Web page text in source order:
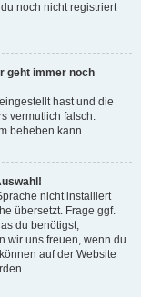
noch nicht registriert
geht immer noch
hast und die
vermutlich falsch.
beheben kann.
nicht installiert
übersetzt. Frage ggf.
du benötigst,
wir uns freuen, wenn du
auf der Website